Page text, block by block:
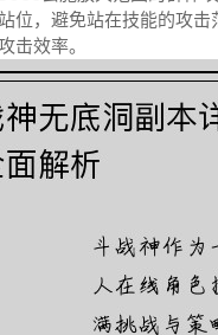
位，避免站在技能的攻
击效率。